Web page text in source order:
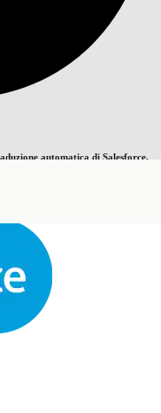
automatica di Salesforce.